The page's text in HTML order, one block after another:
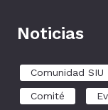
Noticias
Comunidad SIU
Comité